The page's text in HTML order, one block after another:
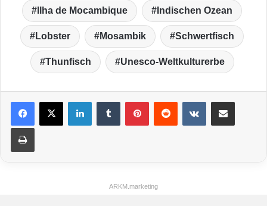
Ilha de Mocambique Indischen Ozean
Lobster Mosambik Schwertfisch
Thunfisch Unesco-Weltkulturerbe
ARKM.marketing